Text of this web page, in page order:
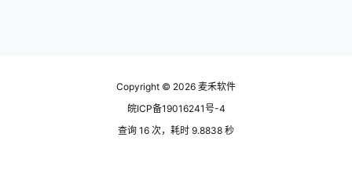
Copyright © 2026 麦禾软件
皖ICP备19016241号-4
查询 16 次，耗时 9.8838 秒